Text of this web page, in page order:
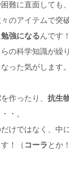
難に直面しても
のアイテムで突
勉強になるんです！
の科学知識が繰
った気がします。
を作ったり、 抗生
・。
けではなく、中
！（ コーラ とか